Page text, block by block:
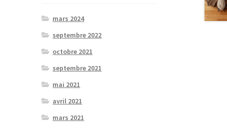
mars 2024
septembre 2022
octobre 2021
septembre 2021
mai 2021
avril 2021
mars 2021